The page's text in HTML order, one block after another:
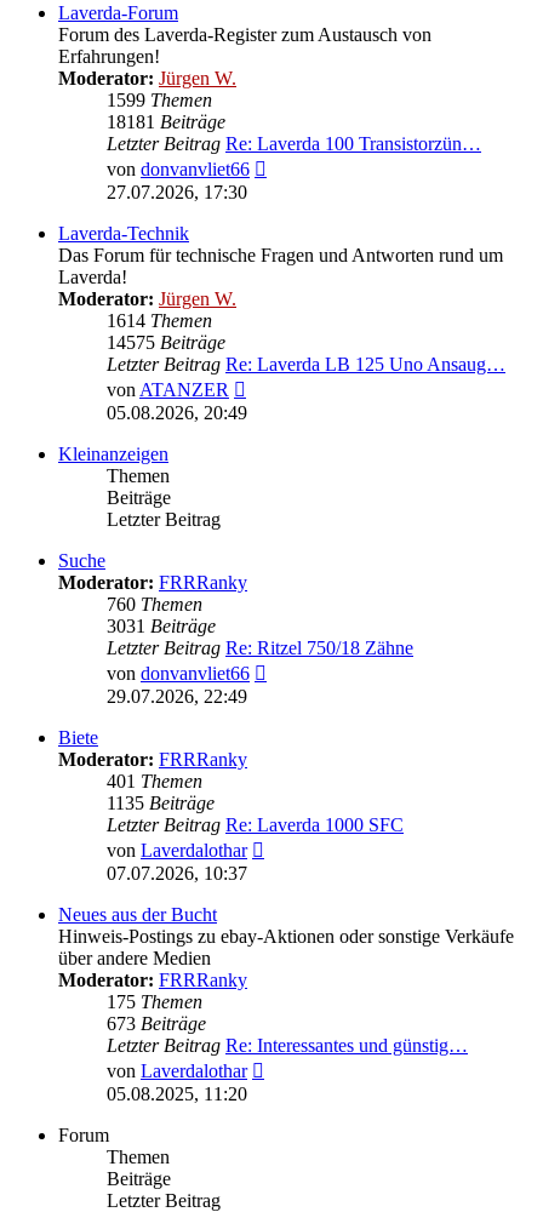
Laverda-Forum
Forum des Laverda-Register zum Austausch von
Erfahrungen!
Moderator: Jürgen W.
1599 Themen
18181 Beiträge
Letzter Beitrag Re: Laverda 100 Transistorzün…
von donvanvliet66
27.07.2026, 17:30
Laverda-Technik
Das Forum für technische Fragen und Antworten rund um
Laverda!
Moderator: Jürgen W.
1614 Themen
14575 Beiträge
Letzter Beitrag Re: Laverda LB 125 Uno Ansaug…
von ATANZER
Beitrag
05.08.2026, 20:49
Kleinanzeigen
Themen
Beiträge
Letzter Beitrag
Suche
Moderator: FRRRanky
760 Themen
3031 Beiträge
Letzter Beitrag Re: Ritzel 750/18 Zähne
von donvanvliet66
29.07.2026, 22:49
Biete
Moderator: FRRRanky
401 Themen
1135 Beiträge
Letzter Beitrag Re: Laverda 1000 SFC
von Laverdalothar
07.07.2026, 10:37
Neues aus der Bucht
Hinweis-Postings zu ebay-Aktionen oder sonstige Verkäufe
über andere Medien
Moderator: FRRRanky
175 Themen
673 Beiträge
Letzter Beitrag Re: Interessantes und günstig…
von Laverdalothar
05.08.2025, 11:20
Forum
Themen
Beiträge
Letzter Beitrag